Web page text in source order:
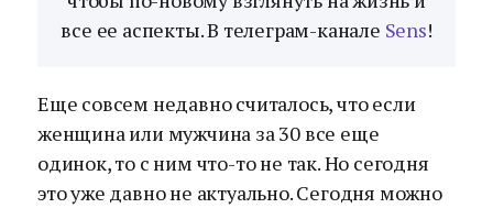
все ее аспекты. В телеграм-канале Sens!
Еще совсем недавно считалось, что если
женщина или мужчина за 30 все еще
одинок, то с ним что-то не так. Но сегодня
это уже давно не актуально. Сегодня можно